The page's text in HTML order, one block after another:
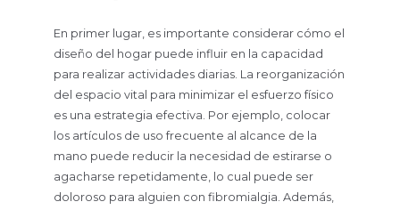
En primer lugar, es importante considerar cómo el
diseño del hogar puede influir en la capacidad
para realizar actividades diarias. La reorganización
del espacio vital para minimizar el esfuerzo físico
es una estrategia efectiva. Por ejemplo, colocar
los artículos de uso frecuente al alcance de la
mano puede reducir la necesidad de estirarse o
agacharse repetidamente, lo cual puede ser
doloroso para alguien con fibromialgia. Además,